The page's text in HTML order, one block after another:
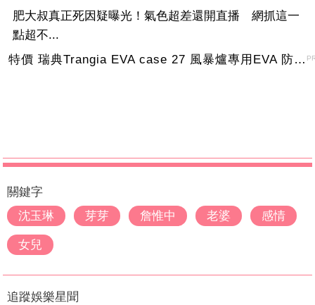
肥大叔真正死因疑曝光！氣色超差還開直播 網抓這一
點超不...
特價 瑞典Trangia EVA case 27 風暴爐專用EVA 防護外盒(小)-黑
關鍵字
沈玉琳
芽芽 詹惟中 老婆 感情
女兒
追蹤娛樂星聞